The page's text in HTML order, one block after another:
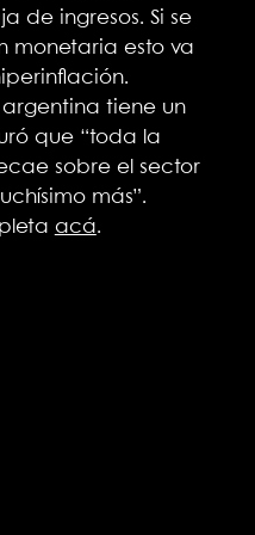
de ingresos. Si se
monetaria esto va
tiene un
que “toda la
sobre el sector
más”.
acá.